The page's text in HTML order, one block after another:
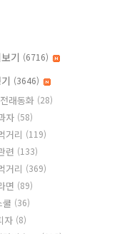
기 (6716)
(3646)
래동화 (28)
자 (58)
거리 (119)
련 (133)
거리 (369)
면 (89)
쿨 (36)
자 (8)